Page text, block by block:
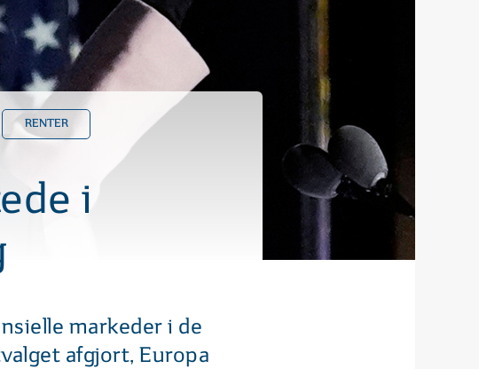
RENTER
i
markeder i de
afgjort, Europa